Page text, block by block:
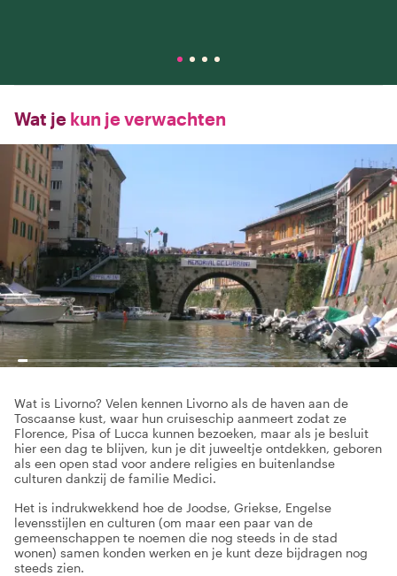
Wat je kun je verwachten
Wat is Livorno? Velen kennen Livorno als de haven aan de
Toscaanse kust, waar hun cruiseschip aanmeert zodat ze
Florence, Pisa of Lucca kunnen bezoeken, maar als je besluit
hier een dag te blijven, kun je dit juweeltje ontdekken, geboren
als een open stad voor andere religies en buitenlandse
culturen dankzij de familie Medici.
Het is indrukwekkend hoe de Joodse, Griekse, Engelse
levensstijlen en culturen (om maar een paar van de
gemeenschappen te noemen die nog steeds in de stad
wonen) samen konden werken en je kunt deze bijdragen nog
steeds zien.